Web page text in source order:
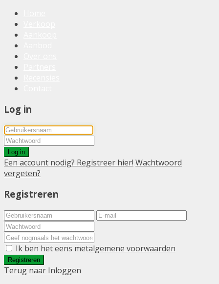
Log in
Log in
Een account nodig? Registreer hier! Wachtwoord
vergeten?
Registreren
Ik ben het eens metalgemene voorwaarden
Registreren
Terug naar Inloggen